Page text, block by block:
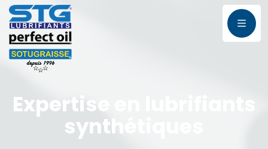
Expertise en lubrifiants
synthétiques